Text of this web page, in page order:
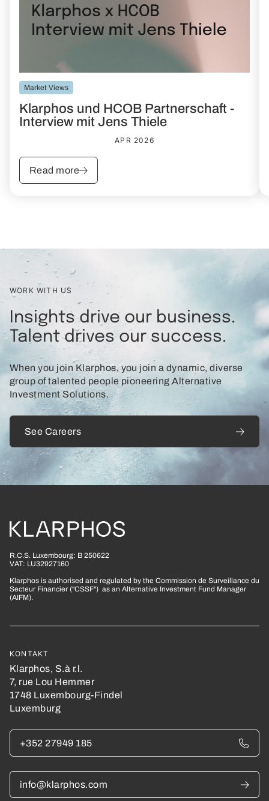
Market Views
Klarphos und HCOB Partnerschaft -
Interview mit Jens Thiele
APR 2026
Read more
WORK WITH US
Insights drive our business.
Talent drives our success.
When you join Klarphos, you join a dynamic, diverse
group of talented people pioneering Alternative
Investment Solutions.
See Careers
R.C.S. Luxembourg: B 250622
VAT: LU32927160
Klarphos is authorised and regulated by the Commission de Surveillance du
Secteur Financier ("CSSF") as an Alternative Investment Fund Manager
(AIFM).
KONTAKT
Klarphos, S.à r.l.
7, rue Lou Hemmer
1748 Luxembourg-Findel
Luxemburg
+352 27949 185
info@klarphos.com